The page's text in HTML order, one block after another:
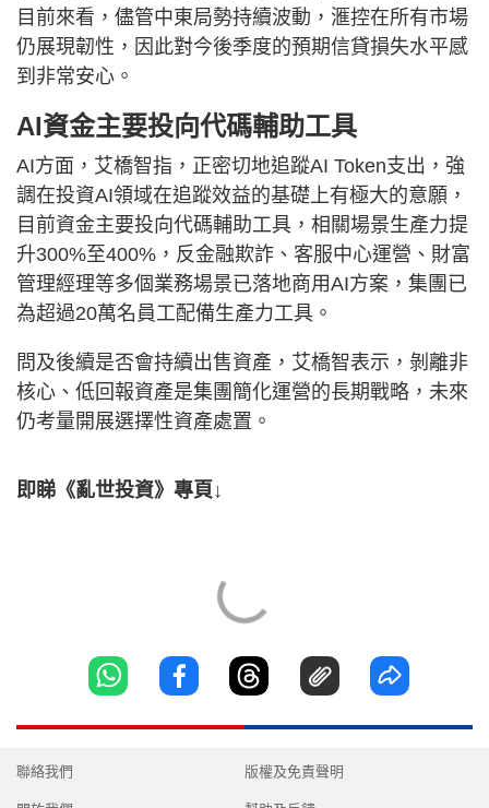
目前來看，儘管中東局勢持續波動，滙控在所有市場
仍展現韌性，因此對今後季度的預期信貸損失水平感
到非常安心。
AI資金主要投向代碼輔助工具
AI方面，艾橋智指，正密切地追蹤AI Token支出，強
調在投資AI領域在追蹤效益的基礎上有極大的意願，
目前資金主要投向代碼輔助工具，相關場景生產力提
升300%至400%，反金融欺詐、客服中心運營、財富
管理經理等多個業務場景已落地商用AI方案，集團已
為超過20萬名員工配備生產力工具。
問及後續是否會持續出售資產，艾橋智表示，剝離非
核心、低回報資產是集團簡化運營的長期戰略，未來
仍考量開展選擇性資產處置。
即睇《亂世投資》專頁↓
聯絡我們 版權及免責聲明